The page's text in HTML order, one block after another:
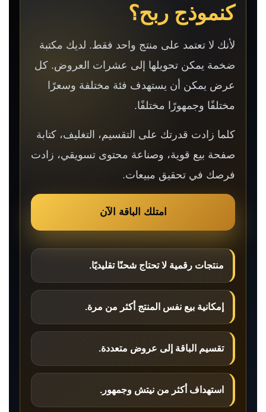
كنموذج ربح؟
لأنك لا تعتمد على منتج واحد فقط. لديك مكتبة
ضخمة يمكن تحويلها إلى عشرات العروض. كل
عرض يمكن أن يستهدف فئة مختلفة وسعرًا
مختلفًا وجمهورًا مختلفًا.
كلما زادت قدرتك على التقسيم، التغليف، كتابة
صفحة بيع قوية، وصناعة محتوى تسويقي، زادت
فرصك في تحقيق مبيعات.
امتلك الباقة الآن
منتجات رقمية لا تحتاج شحنًا تقليديًا.
إمكانية بيع نفس المنتج أكثر من مرة.
تقسيم الباقة إلى عروض متعددة.
استهداف أكثر من نيتش وجمهور.